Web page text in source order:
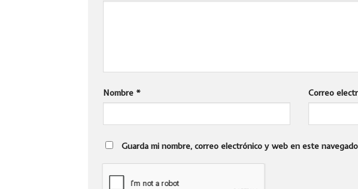
Nombre * Correo
Guarda mi nombre, correo electrónico y web en este